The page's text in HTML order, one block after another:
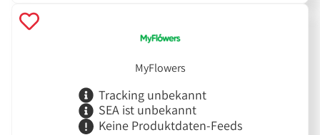
MyFlowers
Tracking unbekannt
SEA ist unbekannt
Keine Produktdaten-Feeds